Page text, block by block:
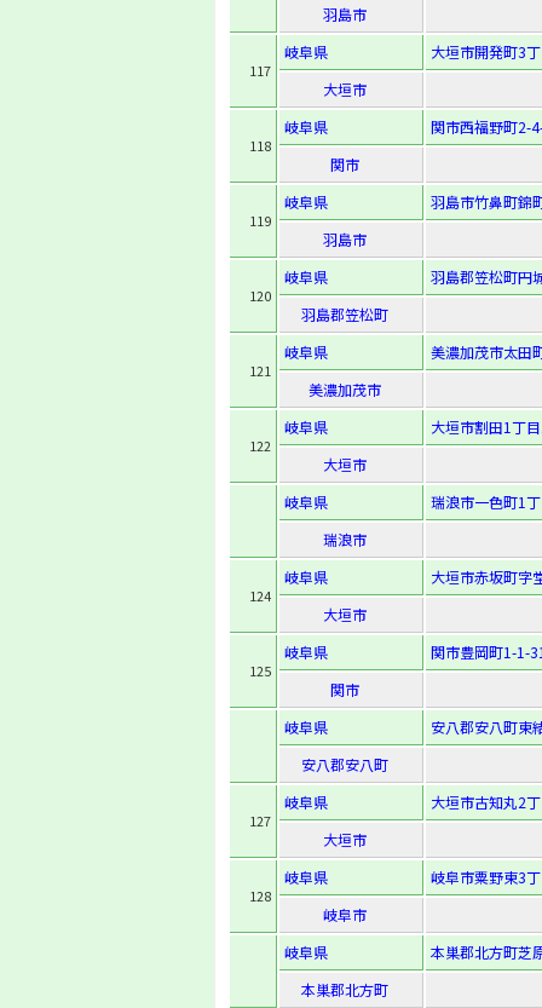
羽島市
117
岐阜県
大垣市開発町3
大垣市
118
岐阜県
関市西福野町2-
関市
119
岐阜県
羽島市竹鼻町錦
羽島市
120
岐阜県
羽島郡笠松町円
羽島郡笠松町
121
岐阜県
美濃加茂市太田
美濃加茂市
122
岐阜県
大垣市割田1丁
大垣市
岐阜県
瑞浪市一色町1
瑞浪市
124
岐阜県
大垣市赤坂町字
大垣市
125
岐阜県
関市豊岡町1-1-
関市
岐阜県
安八郡安八町東
安八郡安八町
127
岐阜県
大垣市古知丸2
大垣市
128
岐阜県
岐阜市粟野東3
岐阜市
岐阜県
本巣郡北方町芝
本巣郡北方町